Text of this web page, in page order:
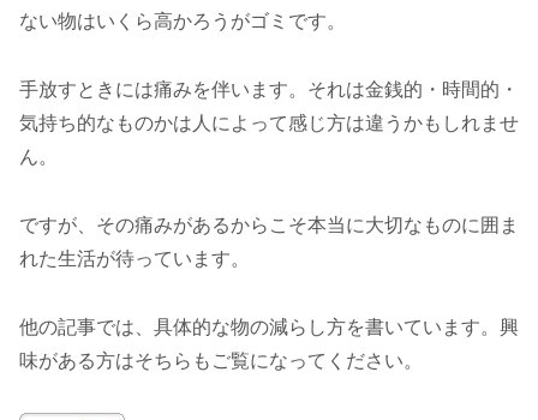
ない物はいくら高かろうがゴミです。
手放すときには痛みを伴います。それは金銭的・時間的・
気持ち的なものかは人によって感じ方は違うかもしれませ
ん。
ですが、その痛みがあるからこそ本当に大切なものに囲ま
れた生活が待っています。
他の記事では、具体的な物の減らし方を書いています。興
味がある方はそちらもご覧になってください。